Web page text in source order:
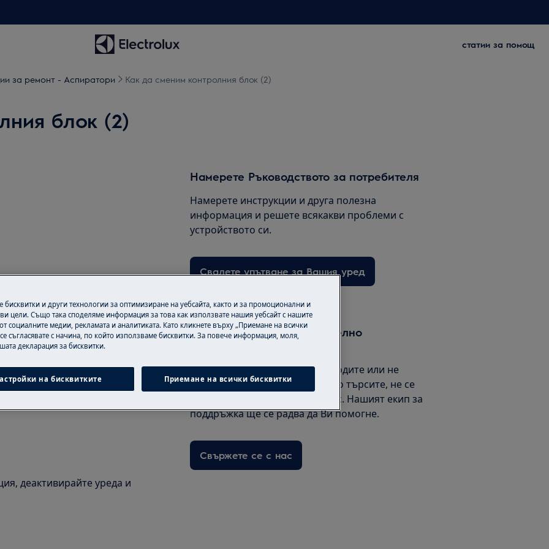
статии за помощ
за ремонт - Аспиратори Как да сменим контролния блок (2)
блок (2)
в ръководството за
или поддръжна дейност.
деактивирайте уреда и
Намерете Ръководството за потребителя
Намерете инструкции и друга полезна
информация и решете всякакви проблеми с
устройството си.
Свалете упътване за Вашия уред
Имате нужда от допълнително
Ако не сте сигурни как да подходите или не
можете да откриете това, което търсите, не се
колебайте да се свържете с нас. Нашият екип за
поддръжка ще се радва да Ви помогне.
Свържете се с нас
бисквитки и други технологии за оптимизиране на уебсайта, както и за промоционални и
цели. Също така споделяме информация за това как използвате нашия уебсайт с нашите
социалните медии, рекламата и аналитиката. Като кликнете върху „Приемане на всички
съгласявате с начина, по който използваме бисквитки. За повече информация, моля,
декларация за бисквитки.
на бисквитките Приемане на всички бисквитки